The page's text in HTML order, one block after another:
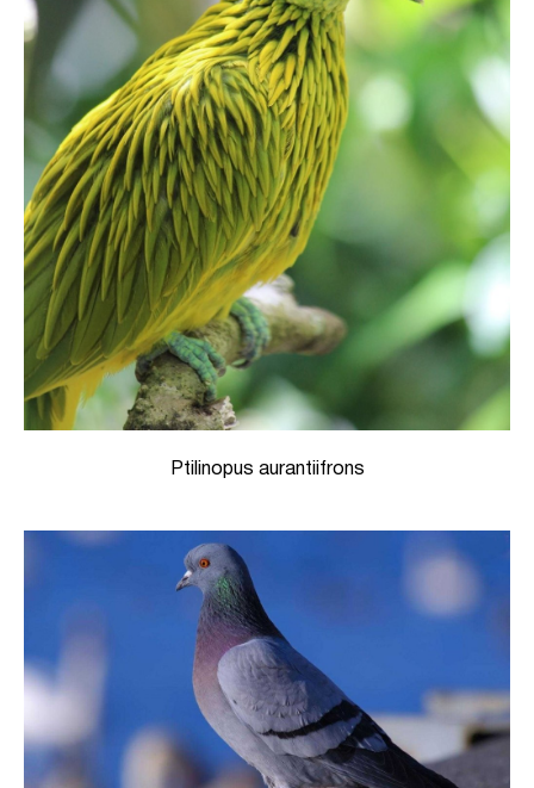
Ptilinopus aurantiifrons